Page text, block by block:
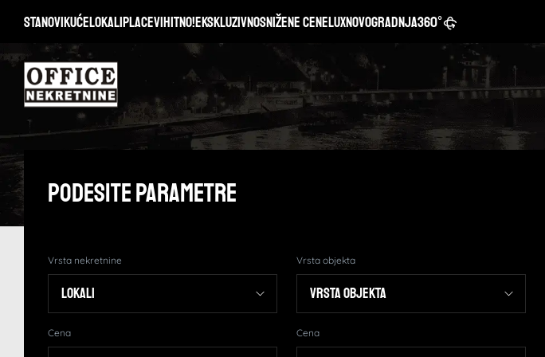
StanoviKućeLokaliPlaceviHitno!EkskluzivnoSnižene ceneLuxNovogradnja360°
Podesite Parametre
Vrsta nekretnine Vrsta objekta
Cena Cena